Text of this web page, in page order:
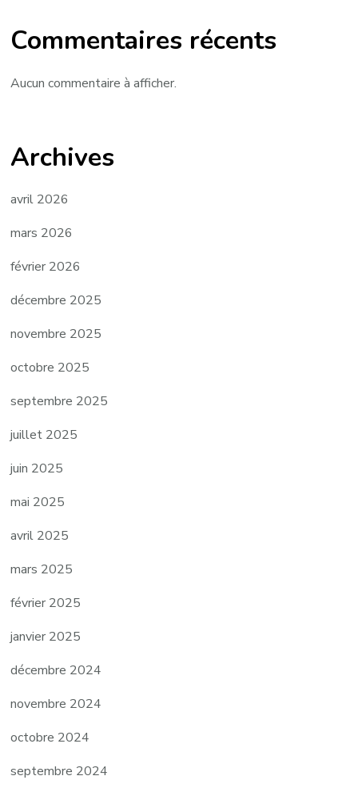
Commentaires récents
Aucun commentaire à afficher.
Archives
avril 2026
mars 2026
février 2026
décembre 2025
novembre 2025
octobre 2025
septembre 2025
juillet 2025
juin 2025
mai 2025
avril 2025
mars 2025
février 2025
janvier 2025
décembre 2024
novembre 2024
octobre 2024
septembre 2024